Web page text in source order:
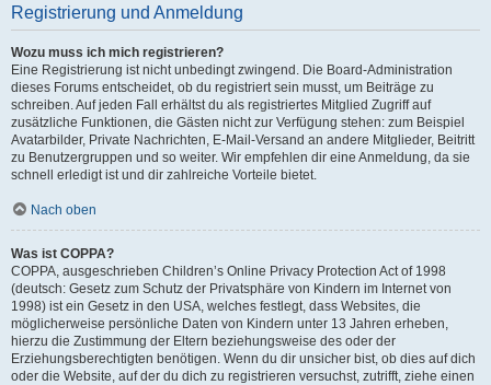
Registrierung und Anmeldung
Wozu muss ich mich registrieren?
Eine Registrierung ist nicht unbedingt zwingend. Die Board-Administration
dieses Forums entscheidet, ob du registriert sein musst, um Beiträge zu
schreiben. Auf jeden Fall erhältst du als registriertes Mitglied Zugriff auf
zusätzliche Funktionen, die Gästen nicht zur Verfügung stehen: zum Beispiel
Avatarbilder, Private Nachrichten, E-Mail-Versand an andere Mitglieder, Beitritt
zu Benutzergruppen und so weiter. Wir empfehlen dir eine Anmeldung, da sie
schnell erledigt ist und dir zahlreiche Vorteile bietet.
Nach oben
Was ist COPPA?
COPPA, ausgeschrieben Children’s Online Privacy Protection Act of 1998
(deutsch: Gesetz zum Schutz der Privatsphäre von Kindern im Internet von
1998) ist ein Gesetz in den USA, welches festlegt, dass Websites, die
möglicherweise persönliche Daten von Kindern unter 13 Jahren erheben,
hierzu die Zustimmung der Eltern beziehungsweise des oder der
Erziehungsberechtigten benötigen. Wenn du dir unsicher bist, ob dies auf dich
oder die Website, auf der du dich zu registrieren versuchst, zutrifft, ziehe einen